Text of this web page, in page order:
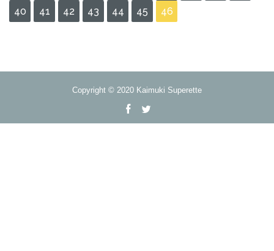
40
41 42 43 44 45 46
Copyright © 2020 Kaimuki Superette